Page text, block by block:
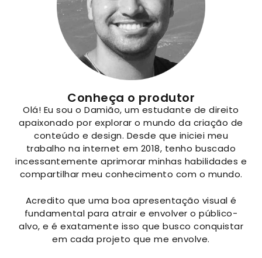
Conheça o produtor
Olá! Eu sou o Damião, um estudante de direito
apaixonado por explorar o mundo da criação de
conteúdo e design. Desde que iniciei meu
trabalho na internet em 2018, tenho buscado
incessantemente aprimorar minhas habilidades e
compartilhar meu conhecimento com o mundo.
Acredito que uma boa apresentação visual é
fundamental para atrair e envolver o público-
alvo, e é exatamente isso que busco conquistar
em cada projeto que me envolve.